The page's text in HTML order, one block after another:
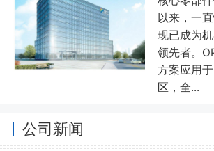
以来，一
现已成为
领先者。
方案应用
区，全...
公司新闻